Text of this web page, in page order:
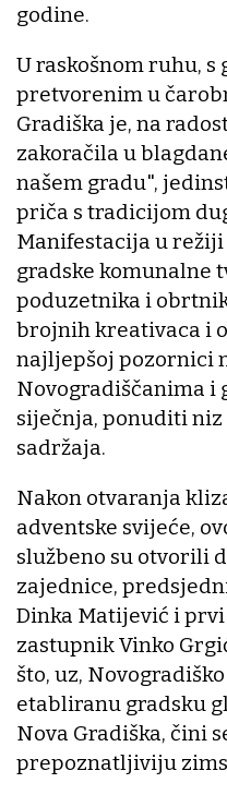
godine.
U raskošnom ruhu,
pretvorenim u
Gradiška je, na
zakoračila u
našem gradu",
priča s tradicijom
Manifestacija u
gradske komunalne
poduzetnika i
brojnih kreativaca i
najljepšoj pozornici
Novogradiščanima i
siječnja, ponuditi
sadržaja.
Nakon otvaranja
adventske svijeće,
službeno su otvorili
zajednice,
Dinka Matijević i
zastupnik Vinko
što, uz,
etabliranu gradsku
Nova Gradiška, čini
prepoznatljiviju